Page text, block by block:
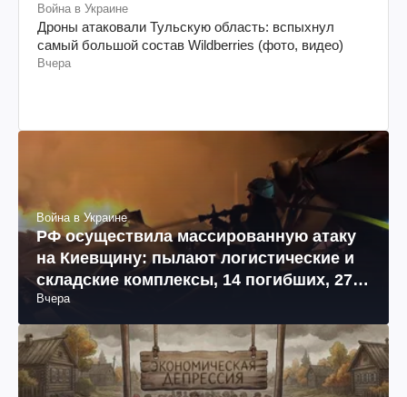
Война в Украине
Дроны атаковали Тульскую область: вспыхнул
самый большой состав Wildberries (фото, видео)
Вчера
Война в Украине
РФ осуществила массированную атаку
на Киевщину: пылают логистические и
складские комплексы, 14 погибших, 27
раненых (фото, видео)
Вчера